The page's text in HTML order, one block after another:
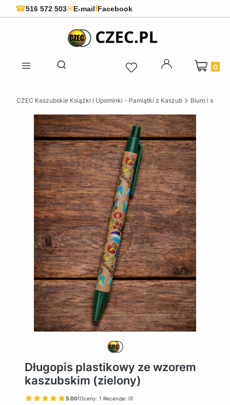
☎516 572 503✉E-mailfFacebook
Otwórz wyszukiwarkę
Produkty
CZEC Kaszubskie Książki i Upominki - Pamiątki z Kaszub Biuro i
Długopis plastikowy ze wzorem
kaszubskim (zielony)
5.00(Oceny: 1 Recenzje: 0)